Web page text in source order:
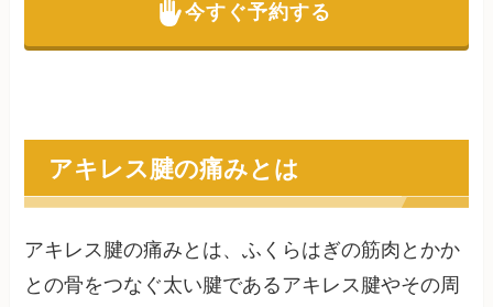
今すぐ予約する
アキレス腱の痛みとは
アキレス腱の痛みとは、ふくらはぎの筋肉とかか
との骨をつなぐ太い腱であるアキレス腱やその周